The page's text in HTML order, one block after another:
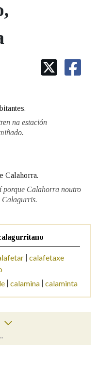
DEL ADALID
HOMENAXEADAS
DLG
DAS LETRAS
DAS PALABRAS
,
na estación
Calahorra.
porque Calahorra noutro
Calagurris.
calafetaxe
calamina calaminta